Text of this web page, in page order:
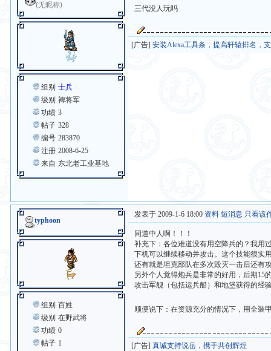
(无昵称)
组别 士兵
级别 裨将军
功绩 3
帖子 328
编号 283870
注册 2008-6-25
来自 东北老工业基地
三代没人玩吗
[广告]安装Alexa工具条，提高轩辕排名，
typhoon
组别 百姓
级别 在野武将
功绩 0
帖子 1
发表于 2009-1-6 18:00 资料 短消息 只看该
同道中人啊！！！
补充下：各位难道没有用空降兵的？我用
下机可以继续移动并攻击。这个技能很实
还有就是坦克部队在多次毁灭一击后还有
另外个人觉得炮兵是非常的好用，后期15
攻击军舰（包括运兵船）和地堡获得的经
顺便说下：在资源充分的情况下，用全装
[广告]真诚支持说岳，携手共创辉煌